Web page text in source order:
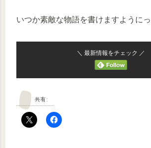
いつか素敵な物語を書けますようにっ
＼ 最新情報をチェック ／
共有: